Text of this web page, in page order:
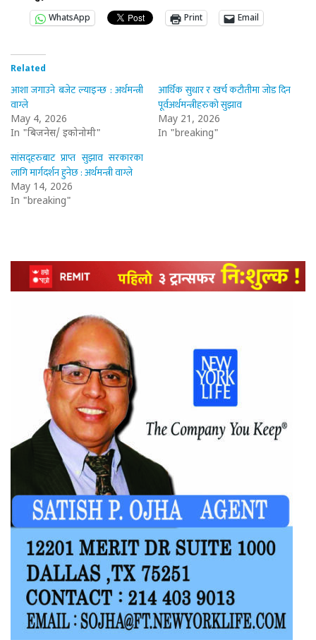
WhatsApp
Print Email
Related
आशा जगाउने बजेट ल्याइन्छ : अर्थमन्त्री
वाग्ले
May 4, 2026
In "बिजनेस/ इकोनोमी"
आर्थिक सुधार र खर्च कटौतीमा जोड दिन
पूर्वअर्थमन्त्रीहरुको सुझाव
May 21, 2026
In "breaking"
सांसद्हरुबाट प्राप्त सुझाव सरकारका
लागि मार्गदर्शन हुनेछ : अर्थमन्त्री वाग्ले
May 14, 2026
In "breaking"